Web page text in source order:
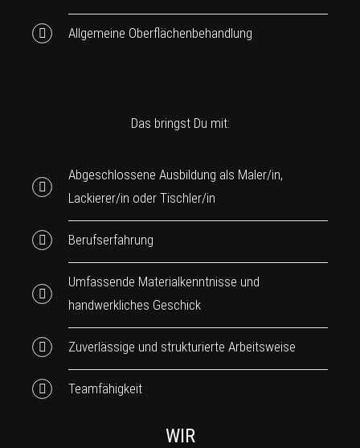
Allgemeine Oberflächenbehandlung
Das bringst Du mit:
Abgeschlossene Ausbildung als Maler/in,
Lackierer/in oder Tischler/in
Berufserfahrung
Umfassende Materialkenntnisse und
handwerkliches Geschick
Zuverlässige und strukturierte Arbeitsweise
Teamfähigkeit
WIR